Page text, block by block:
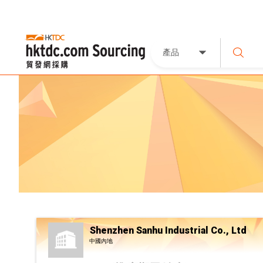
產品
Shenzhen Sanhu Industrial Co., Ltd
中國內地